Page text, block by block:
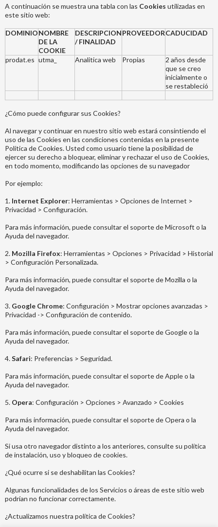
A continuación se muestra una tabla con las Cookies utilizadas en
este sitio web:
DOMINIONOMBRE
DE LA
COOKIE
DESCRIPCION
/ FINALIDAD
PROVEEDORCADUCIDAD
prodat.es utma_ Analitica web Propias
2 años desde
que se creo
inicialmente o
se restableció
¿Cómo puede configurar sus Cookies?
Al navegar y continuar en nuestro sitio web estará consintiendo el
uso de las Cookies en las condiciones contenidas en la presente
Política de Cookies. Usted como usuario tiene la posibilidad de
ejercer su derecho a bloquear, eliminar y rechazar el uso de Cookies,
en todo momento, modificando las opciones de su navegador
Por ejemplo:
1. Internet Explorer: Herramientas > Opciones de Internet >
Privacidad > Configuración.
Para más información, puede consultar el soporte de Microsoft o la
Ayuda del navegador.
2. Mozilla Firefox: Herramientas > Opciones > Privacidad > Historial
> Configuración Personalizada.
Para más información, puede consultar el soporte de Mozilla o la
Ayuda del navegador.
3. Google Chrome: Configuración > Mostrar opciones avanzadas >
Privacidad -> Configuración de contenido.
Para más información, puede consultar el soporte de Google o la
Ayuda del navegador.
4.Safari: Preferencias > Seguridad.
Para más información, puede consultar el soporte de Apple o la
Ayuda del navegador.
5. Opera: Configuración > Opciones > Avanzado > Cookies
Para más información, puede consultar el soporte de Opera o la
Ayuda del navegador.
Si usa otro navegador distinto a los anteriores, consulte su política
de instalación, uso y bloqueo de cookies.
¿Qué ocurre si se deshabilitan las Cookies?
Algunas funcionalidades de los Servicios o áreas de este sitio web
podrían no funcionar correctamente.
¿Actualizamos nuestra política de Cookies?